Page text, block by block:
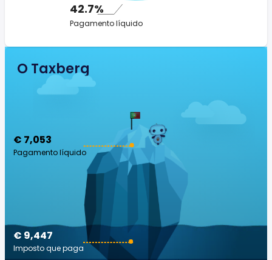
42.7%
Pagamento líquido
O Taxberg
€ 7,053
Pagamento líquido
€ 9,447
Imposto que paga